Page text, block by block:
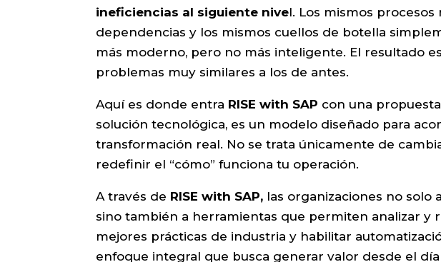
ineficiencias al siguiente nivel. Los mismos procesos
dependencias y los mismos cuellos de botella
más moderno, pero no más inteligente. El resultado
problemas muy similares a los de antes.
Aquí es donde entra RISE with SAP con una
solución tecnológica, es un modelo diseñado para
transformación real. No se trata únicamente de
redefinir el “cómo” funciona tu operación.
A través de RISE with SAP, las organizaciones no solo
sino también a herramientas que permiten analizar y
mejores prácticas de industria y habilitar
enfoque integral que busca generar valor desde el